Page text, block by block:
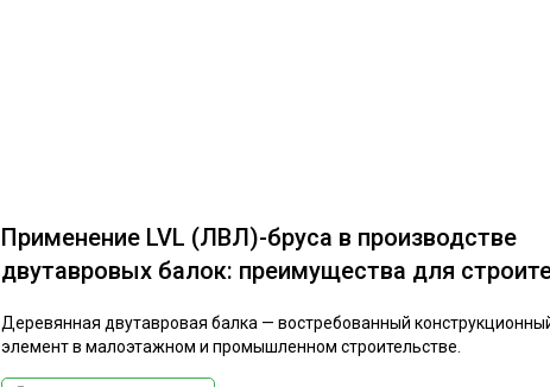
Применение LVL (ЛВЛ)-бруса в производстве
двутавровых балок: преимущества для
Деревянная двутавровая балка — востребованный
элемент в малоэтажном и промышленном строительстве.